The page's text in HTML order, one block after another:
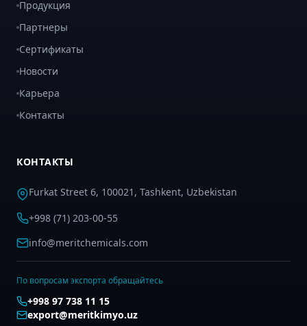
Продукция
Партнеры
Сертификаты
Новости
Карьера
Контакты
КОНТАКТЫ
Furkat Street 6, 100021, Tashkent, Uzbekistan
+998 (71) 203-00-55
info@meritchemicals.com
По вопросам экспорта обращайтесь
+998 97 738 11 15
export@meritkimyo.uz